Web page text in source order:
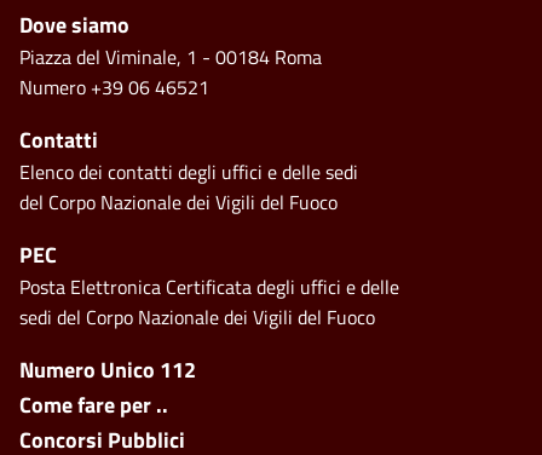
Footer side menu
Numero Unico 112
Come fare per ..
Concorsi Pubblici
Piè di pagina
Dove siamo
Piazza del Viminale, 1 - 00184 Roma
Numero +39 06 46521
Contatti
Elenco dei contatti degli uffici e delle sedi
del Corpo Nazionale dei Vigili del Fuoco
PEC
Posta Elettronica Certificata degli uffici e delle
sedi del Corpo Nazionale dei Vigili del Fuoco